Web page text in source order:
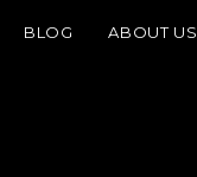
BLOG ABOUT US